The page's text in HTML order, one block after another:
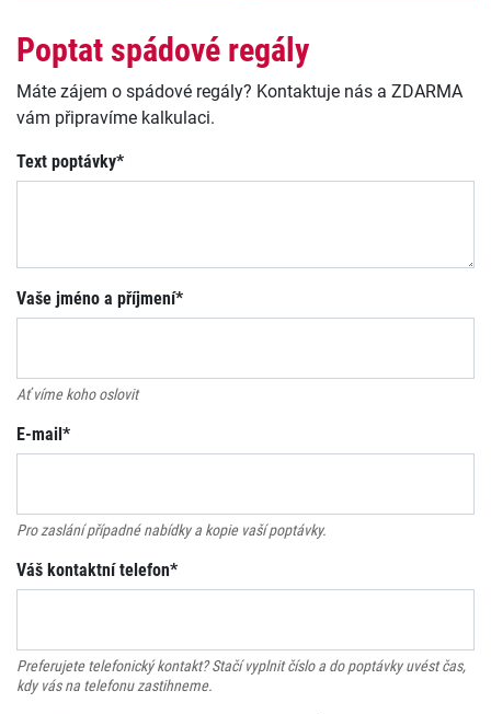
Poptat spádové regály
Máte zájem o spádové regály? Kontaktuje nás a ZDARMA
vám připravíme kalkulaci.
Text poptávky*
Vaše jméno a příjmení*
Ať víme koho oslovit
E-mail*
Pro zaslání případné nabídky a kopie vaší poptávky.
Váš kontaktní telefon*
Preferujete telefonický kontakt? Stačí vyplnit číslo a do poptávky uvést čas,
kdy vás na telefonu zastihneme.